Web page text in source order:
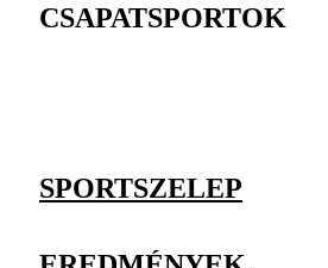
CSAPATSPORTOK
SPORTSZELEP